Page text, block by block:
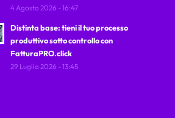
4 Agosto 2026 - 16:47
Distinta base: tieni il tuo processo
produttivo sotto controllo con
FatturaPRO.click
29 Luglio 2026 - 13:45